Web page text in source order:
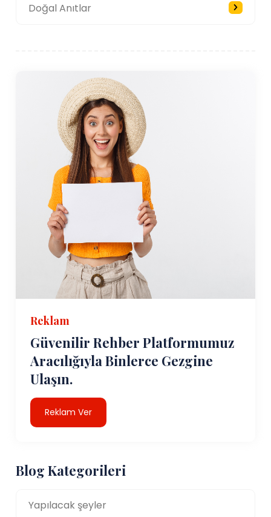
Doğal Anıtlar
Reklam
Güvenilir Rehber Platformumuz
Aracılığıyla Binlerce Gezgine
Ulaşın.
Reklam Ver
Blog Kategorileri
Yapılacak şeyler